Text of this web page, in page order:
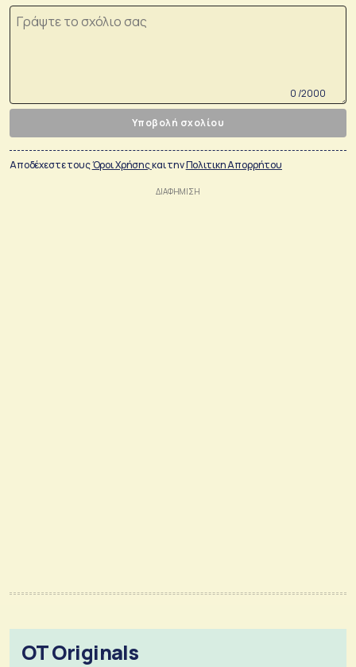
0 /2000
Υποβολή σχολίου
Αποδέχεστε τουςΌροι Χρήσηςκαι τηνΠολιτικη Απορρήτου
OT Originals